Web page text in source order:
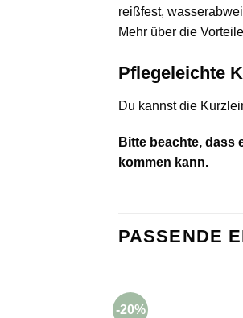
reißfest,
Mehr über die
Pflegeleichte
Du kannst die
Bitte beachte, dass
kommen kann.
PASSENDE
-20%